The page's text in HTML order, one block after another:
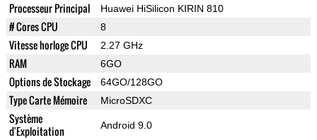
Processeur Principal Huawei HiSilicon KIRIN 810
# Cores CPU 8
Vitesse horloge CPU 2.27 GHz
RAM 6GO
Options de Stockage 64GO/128GO
Type Carte Mémoire MicroSDXC
Système
d'Exploitation
Android 9.0